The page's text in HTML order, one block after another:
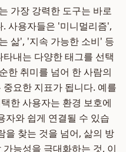
가장 강력한 도구는 바로
사용자들은 '미니멀리즘',
삶', '지속 가능한 소비' 등
내는 다양한 태그를 선택
한 취미를 넘어 한 사람의
요한 지표가 됩니다. 예를
한 사용자는 환경 보호에
자와 쉽게 연결될 수 있습
을 찾는 것을 넘어, 삶의 방
능성을 극대화하는 것, 이